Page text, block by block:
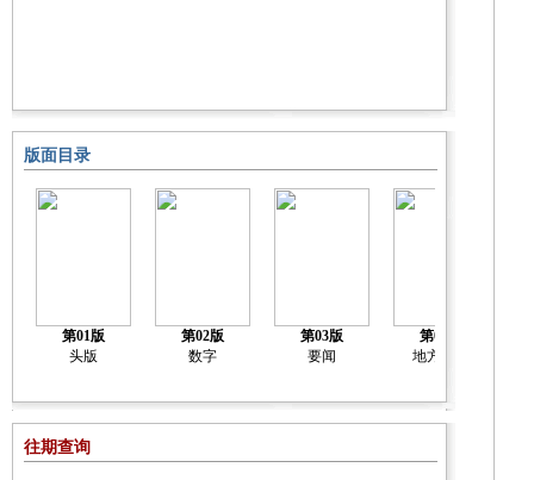
版面目录
第01版
头版
第02版
数字
第03版
要闻
第04版
地方新闻
往期查询